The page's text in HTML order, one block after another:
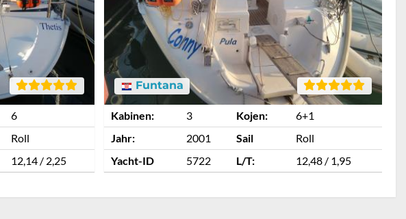
6
Roll
12,14 / 2,25
Funtana
Kabinen: 3 Kojen:
6+1
Jahr:
2001 Sail
Roll
Yacht-ID
5722 L/T: 12,48 / 1,95